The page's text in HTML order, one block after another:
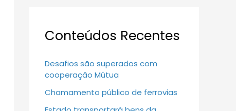
Conteúdos Recentes
Desafios são superados com
cooperação Mútua
Chamamento público de ferrovias